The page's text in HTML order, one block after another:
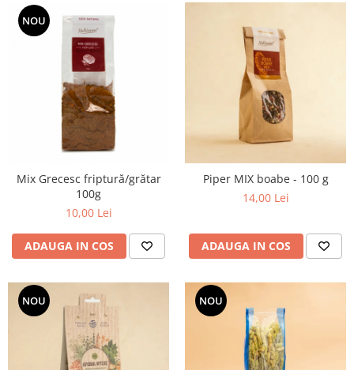
NOU
Mix Grecesc friptură/grătar
100g
10,00 Lei
ADAUGA IN COS
Piper MIX boabe - 100 g
14,00 Lei
ADAUGA IN COS
NOU NOU